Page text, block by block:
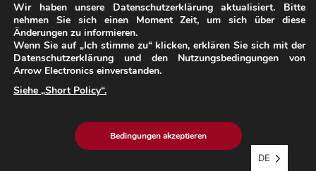
eStore-Blog
Kundenstimmen
Über uns
Wir haben unsere Datenschutzerklärung aktualisiert. Bitte
nehmen Sie sich einen Moment Zeit, um sich über diese
Änderungen zu informieren.
Wenn Sie auf „Ich stimme zu“ klicken, erklären Sie sich mit der
Datenschutzerklärung und den Nutzungsbedingungen von
Arrow Electronics einverstanden.
Siehe „Short Policy“.
Bedingungen akzeptieren
DE